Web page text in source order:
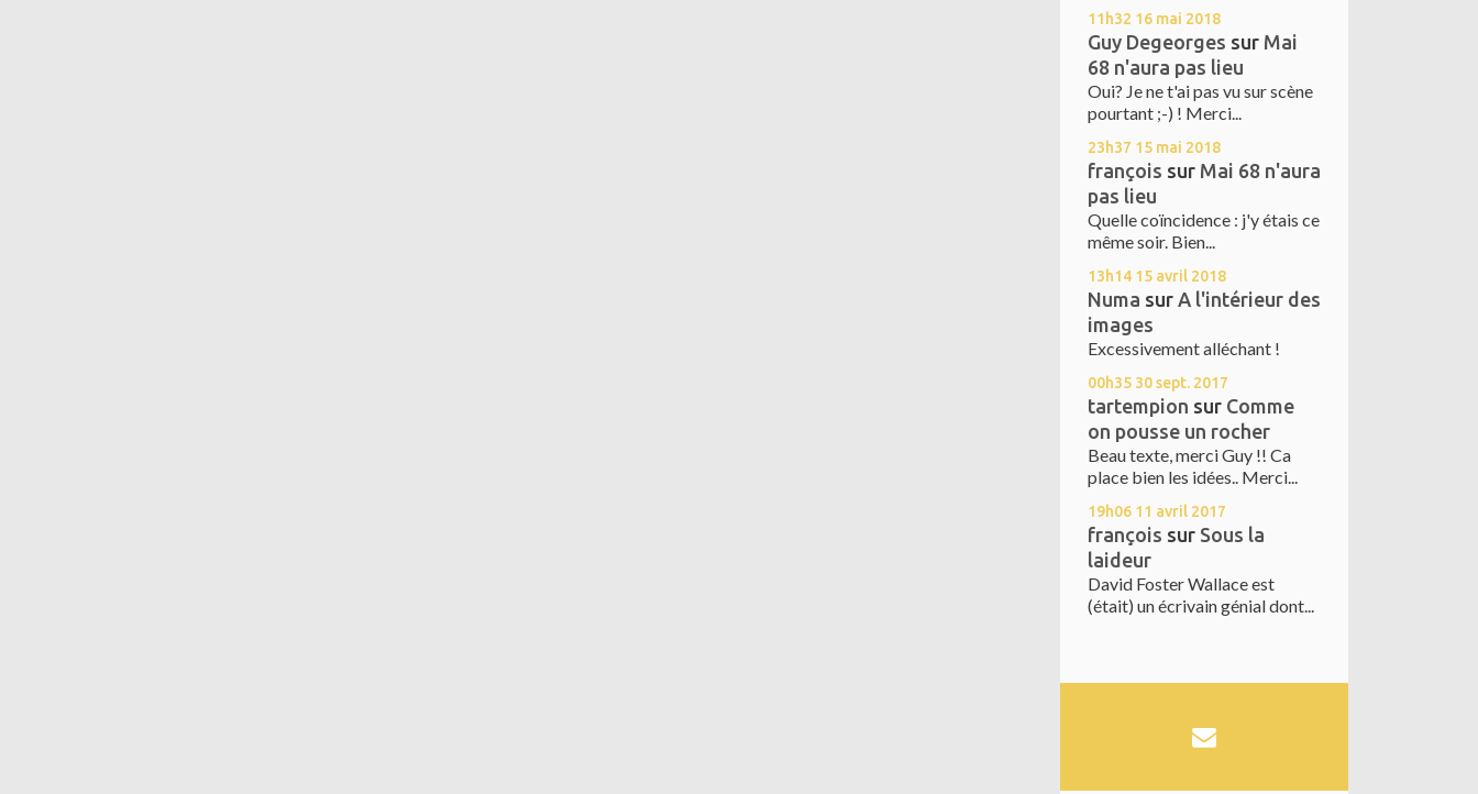
11h32 16 mai 2018
Guy Degeorges sur Mai
68 n'aura pas lieu
Oui? Je ne t'ai pas vu sur scène
pourtant ;-) ! Merci...
23h37 15 mai 2018
françois sur Mai 68 n'aura
pas lieu
Quelle coïncidence : j'y étais ce
même soir. Bien...
13h14 15 avril 2018
Numa sur A l'intérieur des
images
Excessivement alléchant !
00h35 30sept. 2017
tartempion sur Comme
on pousse un rocher
Beau texte, merci Guy !! Ca
place bien les idées.. Merci...
19h06 11 avril 2017
françois sur Sous la
laideur
David Foster Wallace est
(était) un écrivain génial dont...